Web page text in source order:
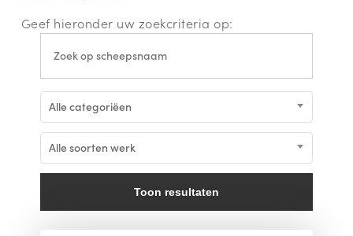
Geef hieronder uw zoekcriteria op:
Alle categoriëen
Alle soorten werk
Toon resultaten